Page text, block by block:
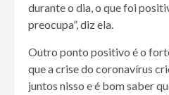
durante o dia, o que foi
preocupa”, diz ela.
Outro ponto positivo é o
que a crise do coronavírus
juntos nisso e é bom saber